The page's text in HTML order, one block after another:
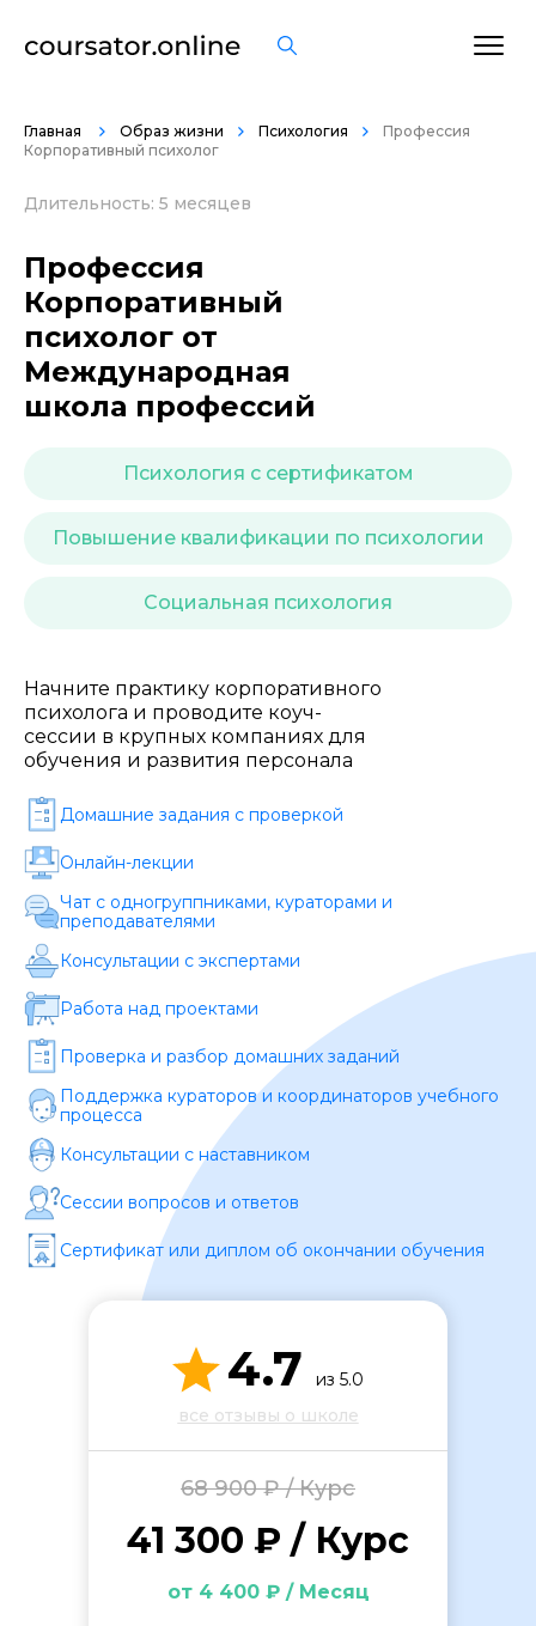
Главная Образ жизни Психология
Профессия
Корпоративный психолог
Длительность: 5 месяцев
Профессия
Корпоративный
психолог от
Международная
школа профессий
Психология с сертификатом
Повышение квалификации по психологии
Социальная психология
Начните практику корпоративного
психолога и проводите коуч-
сессии в крупных компаниях для
обучения и развития персонала
Домашние задания c проверкой
Онлайн-лекции
Чат с одногруппниками, кураторами и
преподавателями
Консультации с экспертами
Работа над проектами
Проверка и разбор домашних заданий
Поддержка кураторов и координаторов учебного
процесса
Консультации с наставником
Сессии вопросов и ответов
Сертификат или диплом об окончании обучения
4.7
из 5.0
все отзывы о школе
68 900 ₽ / Курс
41 300 ₽ / Курс
от 4 400 ₽ / Месяц
Стоимость *
Программа обучения *